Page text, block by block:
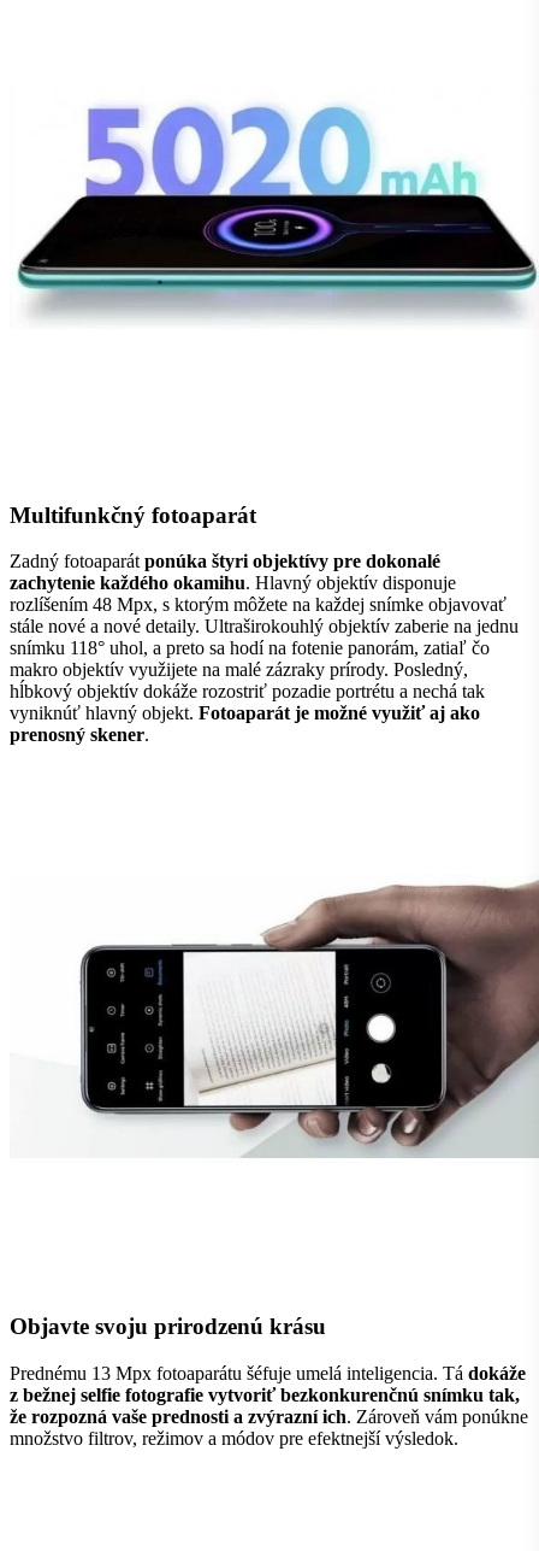
Multifunkčný fotoaparát
Zadný fotoaparátponúka štyri objektívy pre dokonalé
zachytenie každého okamihu. Hlavný objektív disponuje
rozlíšením 48 Mpx, s ktorým môžete na každej snímke objavovať
stále nové a nové detaily. Ultraširokouhlý objektív zaberie na jednu
snímku 118° uhol, a preto sa hodí na fotenie panorám, zatiaľ čo
makro objektív využijete na malé zázraky prírody. Posledný,
hĺbkový objektív dokáže rozostriť pozadie portrétu a nechá tak
vyniknúť hlavný objekt. Fotoaparát je možné využiť aj ako
prenosný skener.
Objavte svoju prirodzenú krásu
Prednému 13 Mpx fotoaparátu šéfuje umelá inteligencia. Tá dokáže
z bežnej selfie fotografie vytvoriť bezkonkurenčnú snímku tak,
že rozpozná vaše prednosti a zvýrazní ich. Zároveň vám ponúkne
množstvo filtrov, režimov a módov pre efektnejší výsledok.